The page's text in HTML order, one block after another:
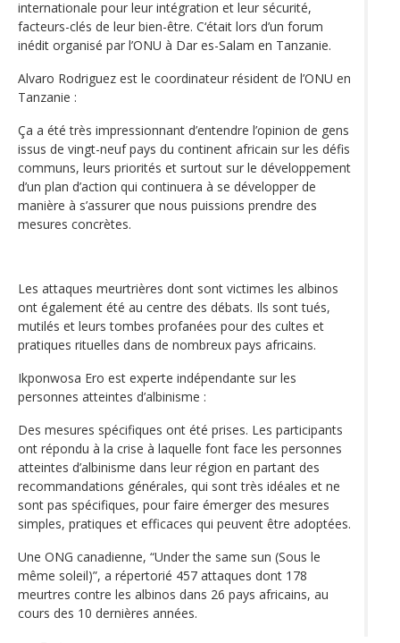
internationale pour leur intégration et leur sécurité,
facteurs-clés de leur bien-être. C‘était lors d’un forum
inédit organisé par l’ONU à Dar es-Salam en Tanzanie.
Alvaro Rodriguez est le coordinateur résident de l’ONU en
Tanzanie :
Ça a été très impressionnant d’entendre l’opinion de gens
issus de vingt-neuf pays du continent africain sur les défis
communs, leurs priorités et surtout sur le développement
d’un plan d’action qui continuera à se développer de
manière à s’assurer que nous puissions prendre des
mesures concrètes.
Les attaques meurtrières dont sont victimes les albinos
ont également été au centre des débats. Ils sont tués,
mutilés et leurs tombes profanées pour des cultes et
pratiques rituelles dans de nombreux pays africains.
Ikponwosa Ero est experte indépendante sur les
personnes atteintes d’albinisme :
Des mesures spécifiques ont été prises. Les participants
ont répondu à la crise à laquelle font face les personnes
atteintes d’albinisme dans leur région en partant des
recommandations générales, qui sont très idéales et ne
sont pas spécifiques, pour faire émerger des mesures
simples, pratiques et efficaces qui peuvent être adoptées.
Une ONG canadienne, “Under the same sun (Sous le
même soleil)”, a répertorié 457 attaques dont 178
meurtres contre les albinos dans 26 pays africains, au
cours des 10 dernières années.